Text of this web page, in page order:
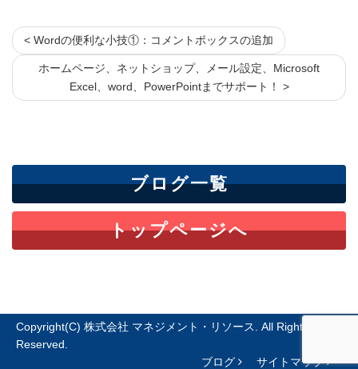
< Wordの便利な小技①：コメントボックスの追加
ホームページ、ネットショップ、メール設定、Microsoft
Excel、word、PowerPointまでサポート！ >
ブログ一覧
トップページへ
Copyright(C) 株式会社 マネジメント・リソース. All Rights
Reserved.
ブログ
サイトマップ